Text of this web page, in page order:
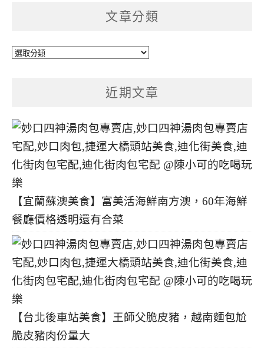
文章分類
文
近期文章
【宜蘭蘇澳美食】富美活海鮮南方澳，60年海鮮
餐廳價格透明還有合菜
【台北後車站美食】王師父脆皮豬，越南麵包尬
脆皮豬肉份量大